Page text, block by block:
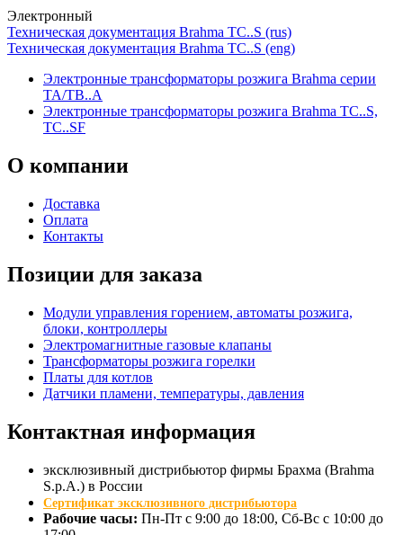
Электронный
Техническая документация Brahma TC..S (rus)
Техническая документация Brahma TC..S (eng)
Электронные трансформаторы розжига Brahma серии
TA/TB..A
Электронные трансформаторы розжига Brahma TC..S,
TC..SF
О компании
Доставка
Оплата
Контакты
Позиции для заказа
Модули управления горением, автоматы розжига,
блоки, контроллеры
Электромагнитные газовые клапаны
Трансформаторы розжига горелки
Платы для котлов
Датчики пламени, температуры, давления
Контактная информация
эксклюзивный дистрибьютор фирмы Брахма (Brahma
S.p.A.) в России
Сертификат эксклюзивного дистрибьютора
Рабочие часы: Пн-Пт с 9:00 до 18:00, Сб-Вс с 10:00 до